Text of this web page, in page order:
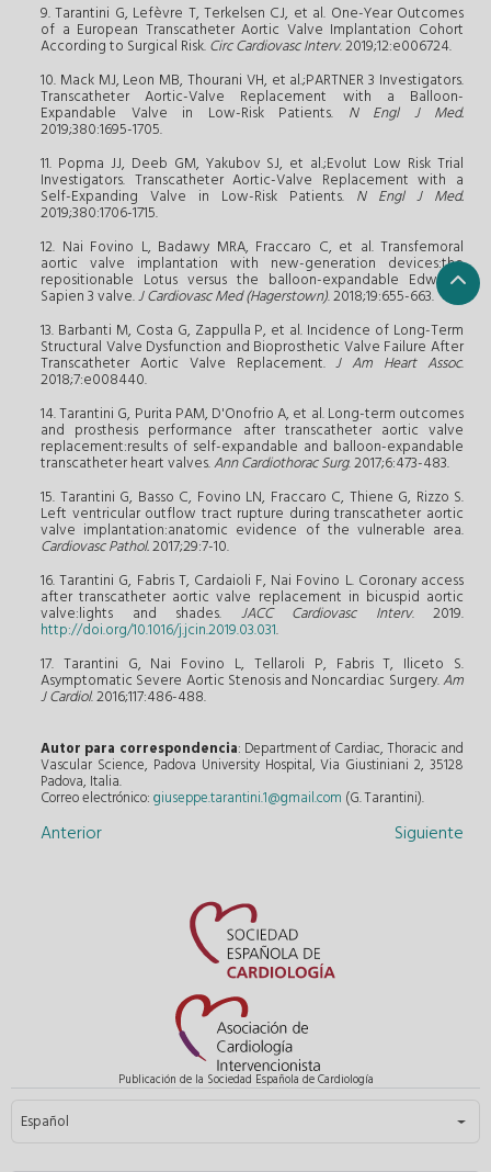
9. Tarantini G, Lefèvre T, Terkelsen CJ, et al. One-Year Outcomes
of a European Transcatheter Aortic Valve Implantation Cohort
According to Surgical Risk.Circ Cardiovasc Interv. 2019;12:e006724.
10. Mack MJ, Leon MB, Thourani VH, et al.;PARTNER 3 Investigators.
Transcatheter Aortic-Valve Replacement with a Balloon-
Expandable Valve in Low-Risk Patients. N Engl J Med.
2019;380:1695-1705.
11. Popma JJ, Deeb GM, Yakubov SJ, et al.;Evolut Low Risk Trial
Investigators. Transcatheter Aortic-Valve Replacement with a
Self-Expanding Valve in Low-Risk Patients. N Engl J Med.
2019;380:1706-1715.
12. Nai Fovino L, Badawy MRA, Fraccaro C, et al. Transfemoral
aortic valve implantation with new-generation devices:the
repositionable Lotus versus the balloon-expandable Edwards
Sapien 3 valve.J Cardiovasc Med (Hagerstown). 2018;19:655-663.
13. Barbanti M, Costa G, Zappulla P, et al. Incidence of Long-Term
Structural Valve Dysfunction and Bioprosthetic Valve Failure After
Transcatheter Aortic Valve Replacement.J Am Heart Assoc.
2018;7:e008440.
14. Tarantini G, Purita PAM, D'Onofrio A, et al. Long-term outcomes
and prosthesis performance after transcatheter aortic valve
replacement:results of self-expandable and balloon-expandable
transcatheter heart valves.Ann Cardiothorac Surg. 2017;6:473-483.
15. Tarantini G, Basso C, Fovino LN, Fraccaro C, Thiene G, Rizzo S.
Left ventricular outflow tract rupture during transcatheter aortic
valve implantation:anatomic evidence of the vulnerable area.
Cardiovasc Pathol.2017;29:7-10.
16. Tarantini G, Fabris T, Cardaioli F, Nai Fovino L. Coronary access
after transcatheter aortic valve replacement in bicuspid aortic
valve:lights and shades. JACC Cardiovasc Interv. 2019.
http://doi.org/10.1016/j.jcin.2019.03.031.
17. Tarantini G, Nai Fovino L, Tellaroli P, Fabris T, Iliceto S.
Asymptomatic Severe Aortic Stenosis and Noncardiac Surgery.Am
J Cardiol. 2016;117:486-488.
Autor para correspondencia: Department of Cardiac, Thoracic and
Vascular Science, Padova University Hospital, Via Giustiniani 2, 35128
Padova, Italia.
Correo electrónico:giuseppe.tarantini.1@gmail.com (G. Tarantini).
Anterior Siguiente
Publicación de la Sociedad Española de Cardiología
Seleccione su idioma
Español